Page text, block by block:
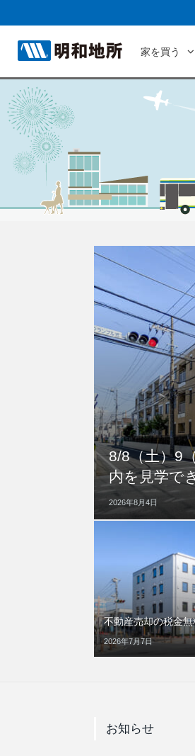
家を買う
8/8（土）9
内を見学で
2026年8月4日
不動産売却の税金
2026年7月7日
お知らせ